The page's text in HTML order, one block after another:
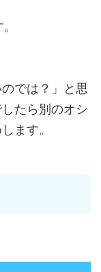
では？」と思
たら別のオシ
ます。